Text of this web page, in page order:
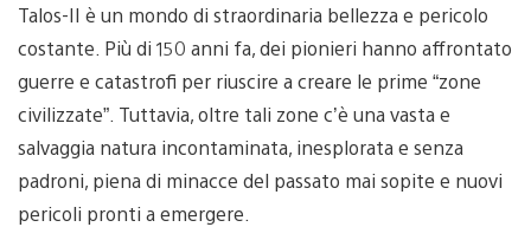
Talos-II è un mondo di straordinaria bellezza e pericolo
costante. Più di 150 anni fa, dei pionieri hanno affrontato
guerre e catastrofi per riuscire a creare le prime “zone
civilizzate”. Tuttavia, oltre tali zone c’è una vasta e
salvaggia natura incontaminata, inesplorata e senza
padroni, piena di minacce del passato mai sopite e nuovi
pericoli pronti a emergere.